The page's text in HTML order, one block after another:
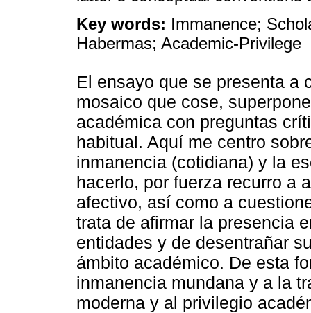
Key words: Immanence;
Habermas; Academic-Privilege
El ensayo que se presenta a
mosaico que cose,
académica con preguntas
habitual. Aquí me centro
inmanencia (cotidiana) y la
hacerlo, por fuerza recurro a
afectivo, así como a
trata de afirmar la presencia
entidades y de desentrañar
ámbito académico. De esta
inmanencia mundana y a la
moderna y al privilegio